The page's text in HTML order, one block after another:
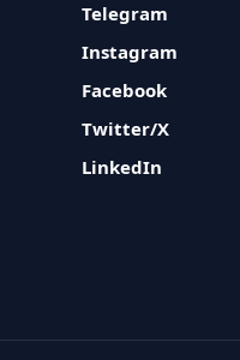
Telegram
Instagram
Facebook
Twitter/X
LinkedIn